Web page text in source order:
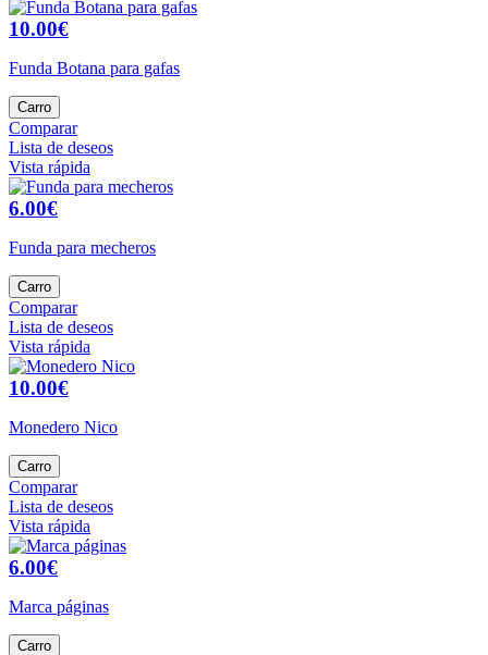
10.00€
Funda Botana para gafas
Carro
Comparar
Lista de deseos
Vista rápida
6.00€
Funda para mecheros
Carro
Comparar
Lista de deseos
Vista rápida
10.00€
Monedero Nico
Carro
Comparar
Lista de deseos
Vista rápida
6.00€
Marca páginas
Carro